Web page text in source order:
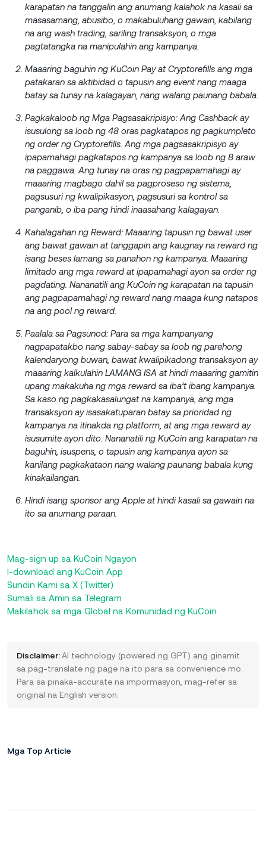
karapatan na tanggalin ang anumang kalahok na kasali sa
masasamang, abusibo, o makabuluhang gawain, kabilang
na ang wash trading, sariling transaksyon, o mga
pagtatangka na manipulahin ang kampanya.
Maaaring baguhin ng KuCoin Pay at Cryptorefills ang mga
patakaran sa aktibidad o tapusin ang event nang maaga
batay sa tunay na kalagayan, nang walang paunang babala.
Pagkakaloob ng Mga Pagsasakripisyo: Ang Cashback ay
isusulong sa loob ng 48 oras pagkatapos ng pagkumpleto
ng order ng Cryptorefills. Ang mga pagsasakripisyo ay
ipapamahagi pagkatapos ng kampanya sa loob ng 8 araw
na paggawa. Ang tunay na oras ng pagpapamahagi ay
maaaring magbago dahil sa pagproseso ng sistema,
pagsusuri ng kwalipikasyon, pagsusuri sa kontrol sa
panganib, o iba pang hindi inaasahang kalagayan.
Kahalagahan ng Reward: Maaaring tapusin ng bawat user
ang bawat gawain at tanggapin ang kaugnay na reward ng
isang beses lamang sa panahon ng kampanya. Maaaring
limitado ang mga reward at ipapamahagi ayon sa order ng
pagdating. Nananatili ang KuCoin ng karapatan na tapusin
ang pagpapamahagi ng reward nang maaga kung natapos
na ang pool ng reward.
Paalala sa Pagsunod: Para sa mga kampanyang
nagpapatakbo nang sabay-sabay sa loob ng parehong
kalendaryong buwan, bawat kwalipikadong transaksyon ay
maaaring kalkulahin LAMANG ISA at hindi maaaring gamitin
upang makakuha ng mga reward sa iba’t ibang kampanya.
Sa kaso ng pagkakasalungat na kampanya, ang mga
transaksyon ay isasakatuparan batay sa prioridad ng
kampanya na itinakda ng platform, at ang mga reward ay
isusumite ayon dito. Nananatili ng KuCoin ang karapatan na
baguhin, isuspens, o tapusin ang kampanya ayon sa
kanilang pagkakataon nang walang paunang babala kung
kinakailangan.
Hindi isang sponsor ang Apple at hindi kasali sa gawain na
ito sa anumang paraan.
Mag-sign up sa KuCoin Ngayon
I-download ang KuCoin App
Sundin Kami sa X (Twitter)
Sumali sa Amin sa Telegram
Makilahok sa mga Global na Komunidad ng KuCoin
Disclaimer:AI technology (powered ng GPT) ang ginamit
sa pag-translate ng page na ito para sa convenience mo.
Para sa pinaka-accurate na impormasyon, mag-refer sa
original na English version.
Mga Top Article